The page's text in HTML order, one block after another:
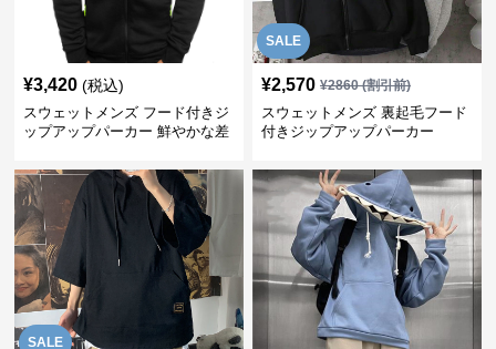
¥3,420 (税込)
スウェットメンズ フード付きジ
ップアップパーカー 鮮やかな差
SALE
¥2,570 ¥2860(割引前)
スウェットメンズ 裏起毛フード
付きジップアップパーカー
SALE